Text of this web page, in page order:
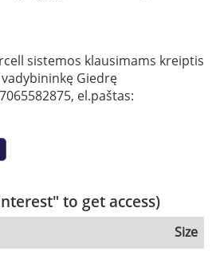
sistemos klausimams kreiptis
Giedrę
el.paštas:
to get access)
Size